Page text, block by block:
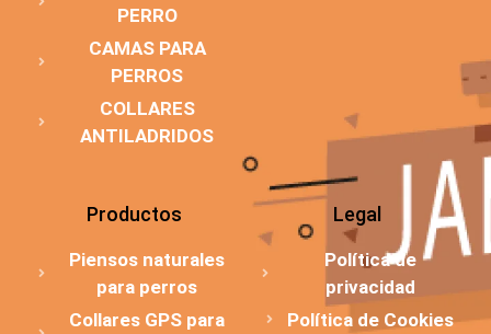
PERRO
CAMAS PARA
PERROS
COLLARES
ANTILADRIDOS
Productos
Piensos naturales
para perros
Collares GPS para
Legal
Política de
privacidad
Política de Cookies